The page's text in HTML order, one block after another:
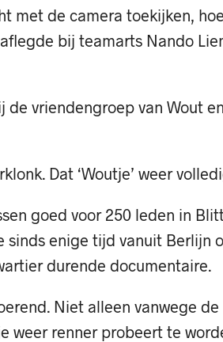
met de camera toekijken,
bij teamarts Nando
de vriendengroep van Wout
Dat ‘Woutje’ weer
goed voor 250 leden in
sinds enige tijd vanuit Berlijn
durende documentaire.
Niet alleen vanwege
weer renner probeert te